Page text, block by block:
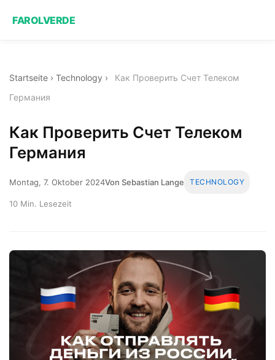
FAROLVERDE
Startseite › Technology ›
Как Проверить Счет Телеком
Германия
Как Проверить Счет Телеком
Германия
Montag, 7. Oktober 2024Von Sebastian Lange TECHNOLOGY
10 Min. Lesezeit